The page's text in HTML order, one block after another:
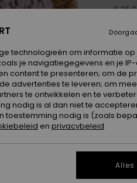
€
SALE
Kleur
technologieën om informatie
je navigatiegegevens en je
content te presenteren; om de
advertenties te leveren; om
te ontwikkelen en te
nodig is al dan niet te
nodig is (zoals
en privacybeleid
Alles